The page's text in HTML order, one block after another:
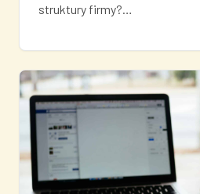
struktury firmy?…